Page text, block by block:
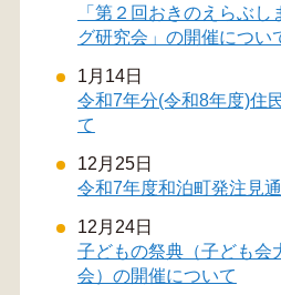
「第２回おきのえらぶ
グ研究会」の開催につい
1月14日
令和7年分(令和8年度)住
て
12月25日
令和7年度和泊町発注見
12月24日
子どもの祭典（子ども会
会）の開催について